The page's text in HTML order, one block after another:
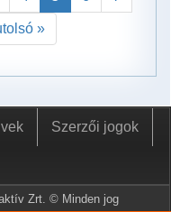
»
Szerzői jogok
Zrt. © Minden jog